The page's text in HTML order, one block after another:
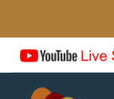
contenuto
principale